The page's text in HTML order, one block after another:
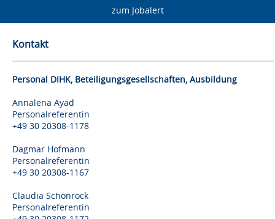
zum Jobalert
Kontakt
Personal DIHK, Beteiligungsgesellschaften, Ausbildung
Annalena Ayad
Personalreferentin
+49 30 20308-1178
Dagmar Hofmann
Personalreferentin
+49 30 20308-1167
Claudia Schönrock
Personalreferentin